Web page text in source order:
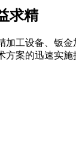
求精
加工设备、钣
方案的迅速实施